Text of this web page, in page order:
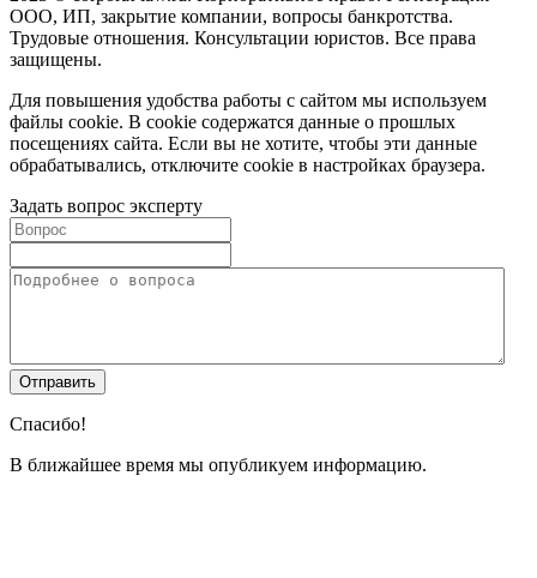
ООО, ИП, закрытие компании, вопросы банкротства.
Трудовые отношения. Консультации юристов. Все права
защищены.
Для повышения удобства работы с сайтом мы используем
файлы cookie. В cookie содержатся данные о прошлых
посещениях сайта. Если вы не хотите, чтобы эти данные
обрабатывались, отключите cookie в настройках браузера.
Задать вопрос эксперту
Спасибо!
В ближайшее время мы опубликуем информацию.